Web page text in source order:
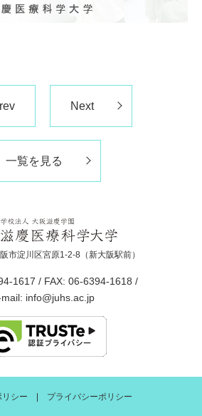
Next
一覧を見る
市淀川区宮原1-2-8（新大阪駅前）
1617 / FAX: 06-6394-1618 /
mail: info@juhs.ac.jp
シー プライバシーポリシー